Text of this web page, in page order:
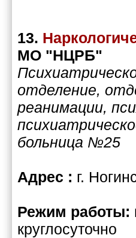
13.
МО "НЦРБ"
отделение,
реанимации,
больница №25
Адрес : г.
Режим работы:
круглосуточно